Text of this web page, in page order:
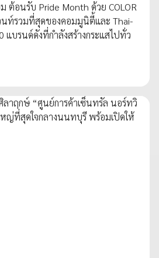
ต้อนรับ Pride Month ด้วย COLOR
นท์รวมที่สุดของคอมมูนิตี้และ Thai-
แบรนด์ดังที่กำลังสร้างกระแสไปทั่ว